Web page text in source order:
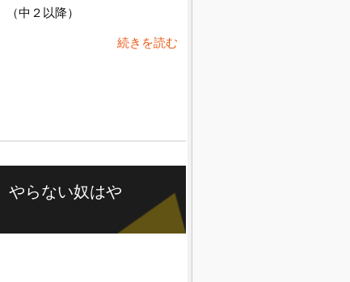
（中２以降）
続きを読む
やらない奴はや